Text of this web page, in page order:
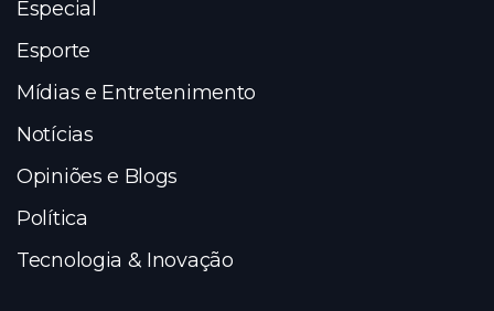
Especial
Esporte
Mídias e Entretenimento
Notícias
Opiniões e Blogs
Política
Tecnologia & Inovação